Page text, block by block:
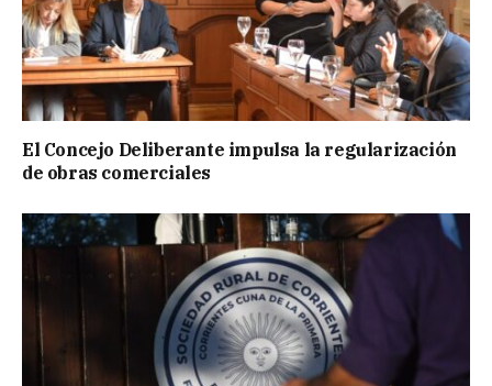
El Concejo Deliberante impulsa la regularización
de obras comerciales